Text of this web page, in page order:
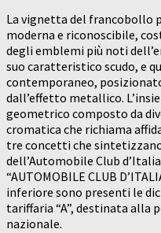
La vignetta del francobollo
moderna e riconoscibile,
degli emblemi più noti
suo caratteristico scudo, e
contemporaneo,
dall’effetto metallico.
geometrico composto da
cromatica che richiama
tre concetti che
dell’Automobile Club
“AUTOMOBILE CLUB
inferiore sono presenti le
tariffaria “A”, destinata
nazionale.